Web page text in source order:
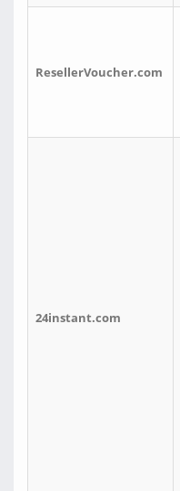
ResellerVoucher.com
24instant.com